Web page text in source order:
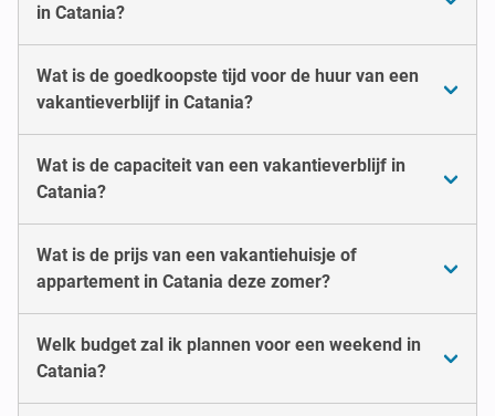
in Catania?
Wat is de goedkoopste tijd voor de huur van een
vakantieverblijf in Catania?
Wat is de capaciteit van een vakantieverblijf in
Catania?
Wat is de prijs van een vakantiehuisje of
appartement in Catania deze zomer?
Welk budget zal ik plannen voor een weekend in
Catania?